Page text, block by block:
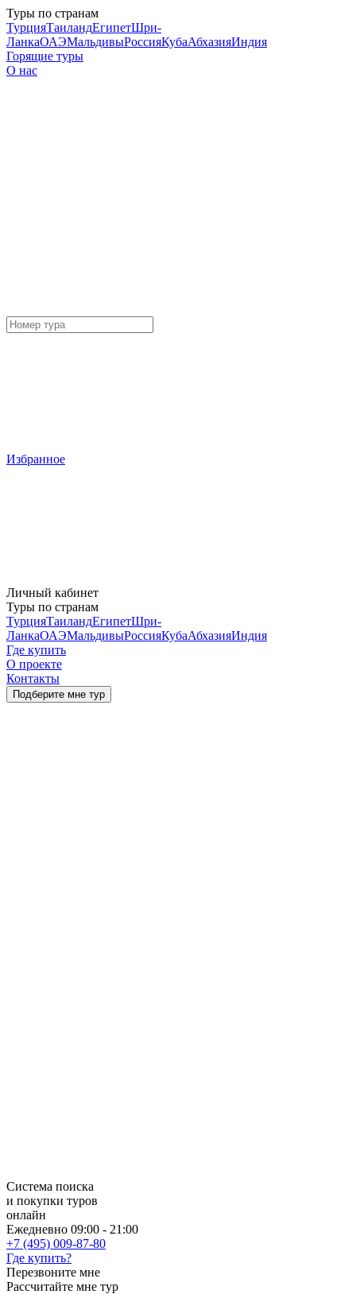
Туры по странам
ТурцияТаиландЕгипетШри-
ЛанкаОАЭМальдивыРоссияКубаАбхазияИндия
Горящие туры
О нас
Избранное
Личный кабинет
Туры по странам
ТурцияТаиландЕгипетШри-
ЛанкаОАЭМальдивыРоссияКубаАбхазияИндия
Где купить
О проекте
Контакты
Подберите мне тур
Система поиска
и покупки туров
онлайн
Ежедневно 09:00 - 21:00
+7 (495) 009-87-80
Где купить?
Перезвоните мне
Рассчитайте мне тур